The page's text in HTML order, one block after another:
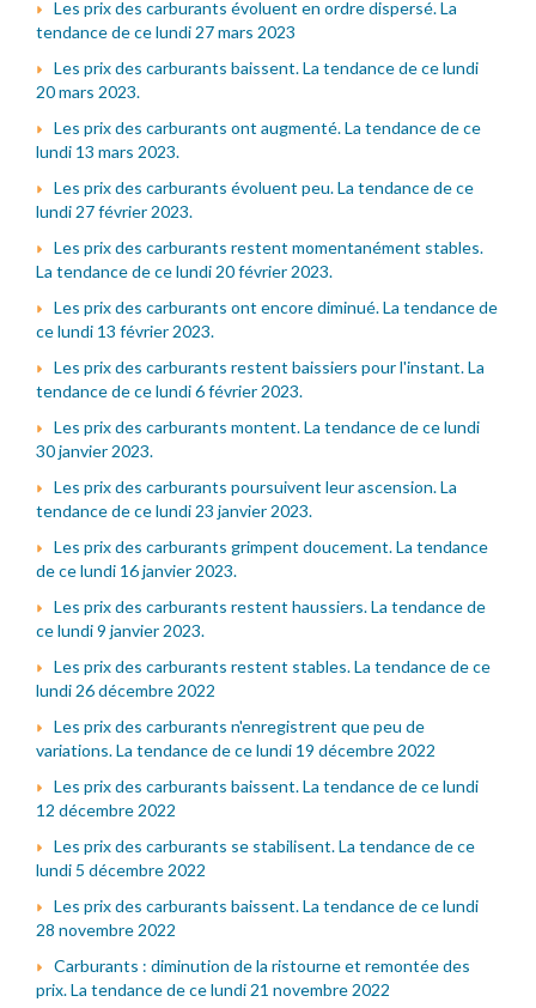
Les prix des carburants évoluent en ordre dispersé. La
tendance de ce lundi 27 mars 2023
Les prix des carburants baissent. La tendance de ce lundi
20 mars 2023.
Les prix des carburants ont augmenté. La tendance de ce
lundi 13 mars 2023.
Les prix des carburants évoluent peu. La tendance de ce
lundi 27 février 2023.
Les prix des carburants restent momentanément stables.
La tendance de ce lundi 20 février 2023.
Les prix des carburants ont encore diminué. La tendance de
ce lundi 13 février 2023.
Les prix des carburants restent baissiers pour l'instant. La
tendance de ce lundi 6 février 2023.
Les prix des carburants montent. La tendance de ce lundi
30 janvier 2023.
Les prix des carburants poursuivent leur ascension. La
tendance de ce lundi 23 janvier 2023.
Les prix des carburants grimpent doucement. La tendance
de ce lundi 16 janvier 2023.
Les prix des carburants restent haussiers. La tendance de
ce lundi 9 janvier 2023.
Les prix des carburants restent stables. La tendance de ce
lundi 26 décembre 2022
Les prix des carburants n'enregistrent que peu de
variations. La tendance de ce lundi 19 décembre 2022
Les prix des carburants baissent. La tendance de ce lundi
12 décembre 2022
Les prix des carburants se stabilisent. La tendance de ce
lundi 5 décembre 2022
Les prix des carburants baissent. La tendance de ce lundi
28 novembre 2022
Carburants : diminution de la ristourne et remontée des
prix. La tendance de ce lundi 21 novembre 2022